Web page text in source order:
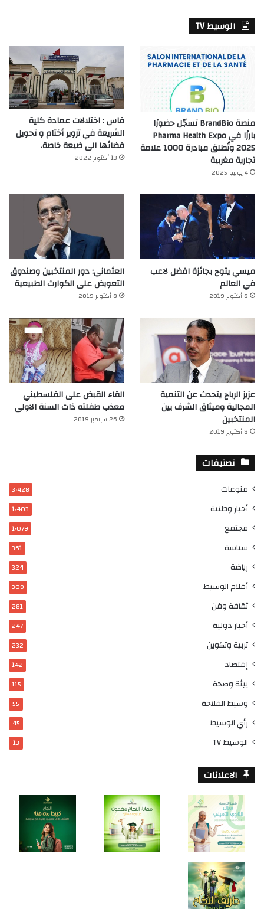
الوسيط TV
منصة BrandBio تسجّل حضورًا
بارزًا في Pharma Health Expo
2025 وتُطلق مبادرة 1000 علامة
تجارية مغربية
4 يوليو 2025
فاس : اختلالات عمادة كلية
الشريعة في تزوير أختام و تحويل
فضائها الى ضيعة خاصة.
13 أكتوبر 2022
ميسي يتوج بجائزة افضل لاعب
في العالم‎
8 أكتوبر 2019
العثماني: دور المنتخبين وصندوق
التعويض على الكوارث الطبيعية
8 أكتوبر 2019
عزيز الرباح يتحدث عن التنمية
المجالية وميثاق الشرف بين
المنتخبين
8 أكتوبر 2019
القاء القبض على الفلسطيني
معذب طفلته ذات السنة الاولى
26 سبتمبر 2019
تصنيفات
منوعات 3٬428
أخبار وطنية 1٬403
مجتمع 1٬079
سياسة 361
رياضة 324
أقلام الوسيط 309
ثقافة وفن 281
أخبار دولية 247
تربية وتكوين 232
إقتصاد 142
بيئة وصحة 115
وسيط الفلاحة 55
رأي الوسيط 45
الوسيط TV 13
الاعلانات